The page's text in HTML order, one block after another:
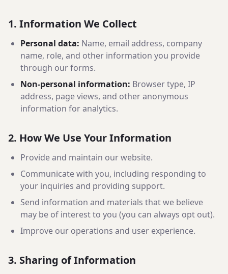
1. Information We Collect
Personal data: Name, email address, company
name, role, and other information you provide
through our forms.
Non-personal information: Browser type, IP
address, page views, and other anonymous
information for analytics.
2. How We Use Your Information
Provide and maintain our website.
Communicate with you, including responding to
your inquiries and providing support.
Send information and materials that we believe
may be of interest to you (you can always opt out).
Improve our operations and user experience.
3. Sharing of Information